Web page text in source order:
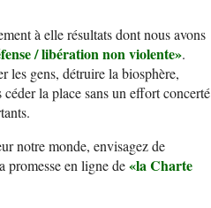
à elle résultats dont nous avons
/ libération non violente».
les gens, détruire la biosphère,
la place sans un effort concerté
notre monde, envisagez de
promesse en ligne de«la Charte